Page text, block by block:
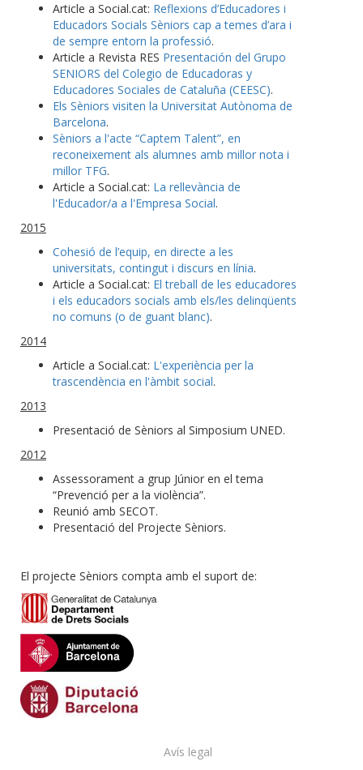
Article a Social.cat: Reflexions d’Educadores i
Educadors Socials Sèniors cap a temes d’ara i
de sempre entorn la professió.
Article a Revista RES Presentación del Grupo
SENIORS del Colegio de Educadoras y
Educadores Sociales de Cataluña (CEESC).
Els Sèniors visiten la Universitat Autònoma de
Barcelona.
Sèniors a l'acte “Captem Talent”, en
reconeixement als alumnes amb millor nota i
millor TFG.
Article a Social.cat: La rellevància de
l'Educador/a a l'Empresa Social.
2015
Cohesió de l’equip, en directe a les
universitats, contingut i discurs en línia.
Article a Social.cat: El treball de les educadores
i els educadors socials amb els/les delinqüents
no comuns (o de guant blanc).
2014
Article a Social.cat: L'experiència per la
trascendència en l'àmbit social.
2013
Presentació de Sèniors al Simposium UNED.
2012
Assessorament a grup Júnior en el tema
“Prevenció per a la violència”.
Reunió amb SECOT.
Presentació del Projecte Sèniors.
El projecte Sèniors compta amb el suport de:
Avís legal